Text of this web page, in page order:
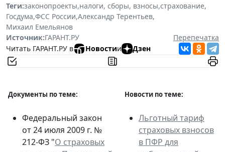
Теги:законопроекты,налоги, сборы, взносы,страхование,
Госдума,ФСС России,Александр Терентьев,
Михаил Емельянов
Источник:ГАРАНТ.РУ
Перепечатка
Читать ГАРАНТ.РУ в
Новостии Дзен
Документы по теме: Новости по теме:
Федеральный закон
от 24 июля 2009 г. №
212-ФЗ "О страховых
Льготный тариф
страховых взносов
в ПФР для